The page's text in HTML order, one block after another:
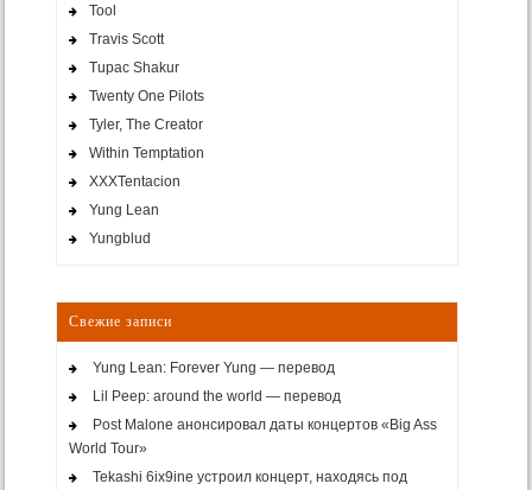
Tool
Travis Scott
Tupac Shakur
Twenty One Pilots
Tyler, The Creator
Within Temptation
XXXTentacion
Yung Lean
Yungblud
Свежие записи
Yung Lean: Forever Yung — перевод
Lil Peep: around the world — перевод
Post Malone анонсировал даты концертов «Big Ass
World Tour»
Tekashi 6ix9ine устроил концерт, находясь под